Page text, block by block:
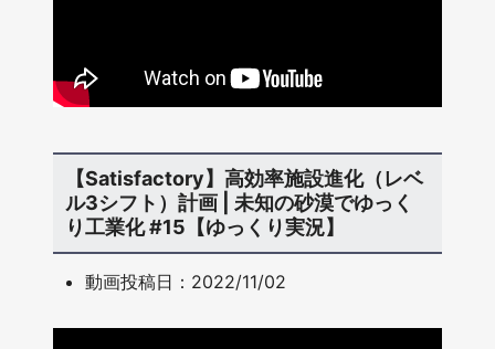
【Satisfactory】高効率施設進化（レベ
ル3シフト）計画 | 未知の砂漠でゆっく
り工業化 #15【ゆっくり実況】
動画投稿日：2022/11/02